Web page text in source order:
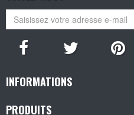
INFORMATIONS
PRODUITS